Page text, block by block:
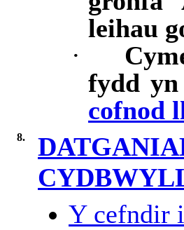
leihau
·
fydd
cofnod
8.
Y cefndir